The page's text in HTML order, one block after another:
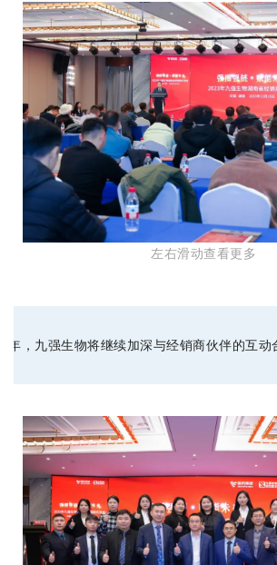
左右滑动查看更多
，九强生物将继续加深与经销商伙伴的互